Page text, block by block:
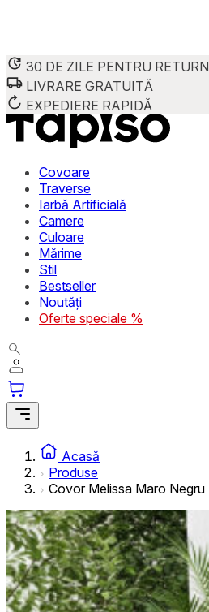
30 DE ZILE PENTRU
LIVRARE GRATUITĂ
EXPEDIERE RAPIDĂ
Covoare
Traverse
Iarbă Artificială
Camere
Culoare
Mărime
Stil
Bestseller
Noutăți
Oferte speciale %
Acasă
Produse
Covor Melissa Maro
Folosim cookie-uri
Împărtășim informații
combina aceste
stochează date care
preferată sau regiunea
Statistică
interesante pentru
Cookie-urile
Cookie-urile